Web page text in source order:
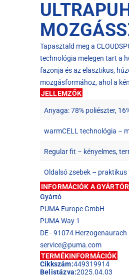
Tapasztald meg a
technológia melegen tart a
fazonja és az elasztikus,
mozgásformához, ahol a
JELLEMZŐK
Anyaga: 78% poliészter,
warmCELL technológia –
Regular fit – kényelmes,
Oldalsó zsebek –
INFORMÁCIÓK A
Gyártó
PUMA Europe GmbH
PUMA Way 1
DE - 91074 Herzogenaurach
service@puma.com
TERMÉKINFORMÁCIÓK
Cikkszám:449319914
Belistázva:2025.04.03